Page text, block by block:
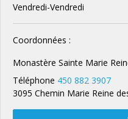
Vendredi-Vendredi
Coordonnées :
Monastère Sainte Marie
Téléphone 450 882 3907
3095 Chemin Marie Reine